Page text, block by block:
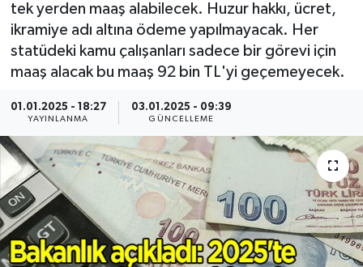
tek yerden maaş alabilecek. Huzur hakkı, ücret,
ikramiye adı altına ödeme yapılmayacak. Her
statüdeki kamu çalışanları sadece bir görevi için
maaş alacak bu maaş 92 bin TL'yi geçemeyecek.
01.01.2025 - 18:27
YAYINLANMA
03.01.2025 - 09:39
GÜNCELLEME